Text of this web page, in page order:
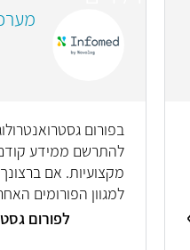
בפורום
להתרשם ממידע
מקצועיות. אם
למגוון הפורומים
מיטב המומחים/ות.
לפורום